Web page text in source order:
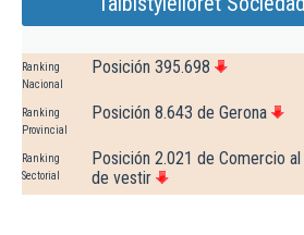
Ranking
Nacional
Posición 395.698
Ranking
Provincial
Posición 8.643 de Gerona
Ranking
Sectorial
Posición 2.021 de Comercio
de vestir